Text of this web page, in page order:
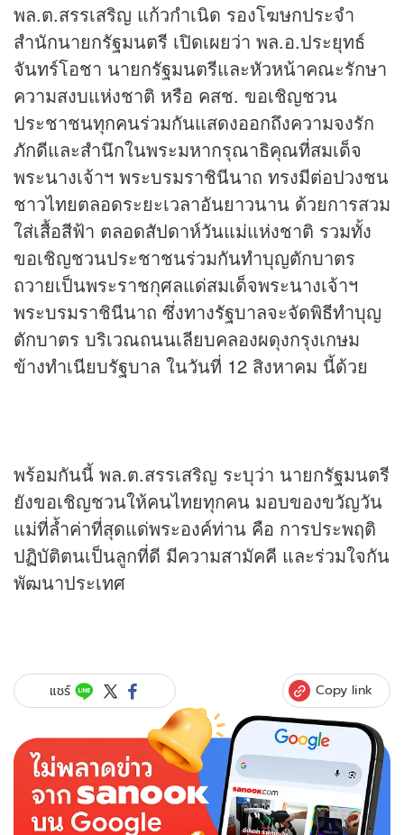
พล.ต.สรรเสริญ แก้วกำเนิด รองโฆษกประจำ
สำนักนายกรัฐมนตรี เปิดเผยว่า พล.อ.ประยุทธ์
จันทร์โอชา นายกรัฐมนตรีและหัวหน้าคณะรักษา
ความสงบแห่งชาติ หรือ คสช. ขอเชิญชวน
ประชาชนทุกคนร่วมกันแสดงออกถึงความจงรัก
ภักดีและสำนึกในพระมหากรุณาธิคุณที่สมเด็จ
พระนางเจ้าฯ พระบรมราชินีนาถ ทรงมีต่อปวงชน
ชาวไทยตลอดระยะเวลาอันยาวนาน ด้วยการสวม
ใส่เสื้อสีฟ้า ตลอดสัปดาห์วันแม่แห่งชาติ รวมทั้ง
ขอเชิญชวนประชาชนร่วมกันทำบุญตักบาตร
ถวายเป็นพระราชกุศลแด่สมเด็จพระนางเจ้าฯ
พระบรมราชินีนาถ ซึ่งทางรัฐบาลจะจัดพิธีทำบุญ
ตักบาตร บริเวณถนนเลียบคลองผดุงกรุงเกษม
ข้างทำเนียบรัฐบาล ในวันที่ 12 สิงหาคม นี้ด้วย
พร้อมกันนี้ พล.ต.สรรเสริญ ระบุว่า นายกรัฐมนตรี
ยังขอเชิญชวนให้คนไทยทุกคน มอบของขวัญวัน
แม่ที่ล้ำค่าที่สุดแด่พระองค์ท่าน คือ การประพฤติ
ปฏิบัติตนเป็นลูกที่ดี มีความสามัคคี และร่วมใจกัน
พัฒนาประเทศ
แชร์ Copy link